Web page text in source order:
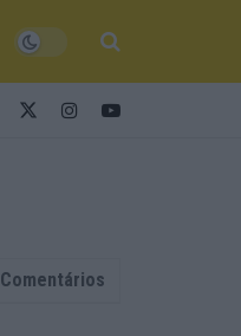
Comentários